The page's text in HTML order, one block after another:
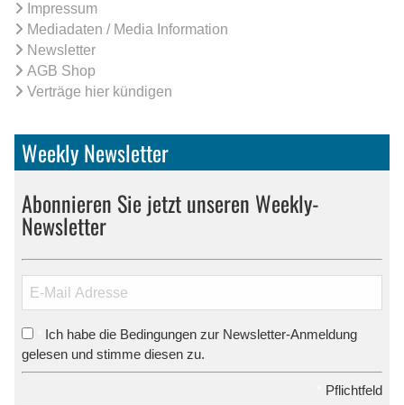
Impressum
Mediadaten / Media Information
Newsletter
AGB Shop
Verträge hier kündigen
Weekly Newsletter
Abonnieren Sie jetzt unseren Weekly-
Newsletter
Ich habe die Bedingungen zur Newsletter-Anmeldung
gelesen und stimme diesen zu.
Pflichtfeld